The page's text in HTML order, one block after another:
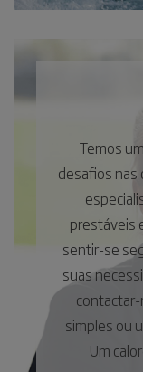
Temos
desafios
prestáveis
sentir-se
suas
simples ou
Um